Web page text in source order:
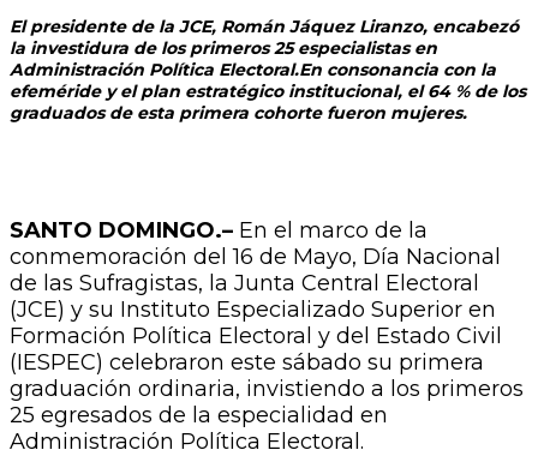
El presidente de la JCE, Román Jáquez Liranzo, encabezó
la investidura de los primeros 25 especialistas en
Administración Política Electoral.En consonancia con la
efeméride y el plan estratégico institucional, el 64 % de los
graduados de esta primera cohorte fueron mujeres.
SANTO DOMINGO.– En el marco de la
conmemoración del 16 de Mayo, Día Nacional
de las Sufragistas, la Junta Central Electoral
(JCE) y su Instituto Especializado Superior en
Formación Política Electoral y del Estado Civil
(IESPEC) celebraron este sábado su primera
graduación ordinaria, invistiendo a los primeros
25 egresados de la especialidad en
Administración Política Electoral.